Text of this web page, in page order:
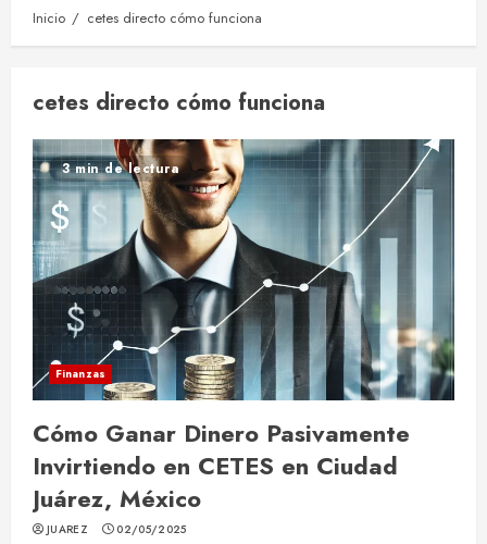
Inicio cetes directo cómo funciona
cetes directo cómo funciona
3 min de lectura
Finanzas
Cómo Ganar Dinero Pasivamente
Invirtiendo en CETES en Ciudad
Juárez, México
JUAREZ 02/05/2025